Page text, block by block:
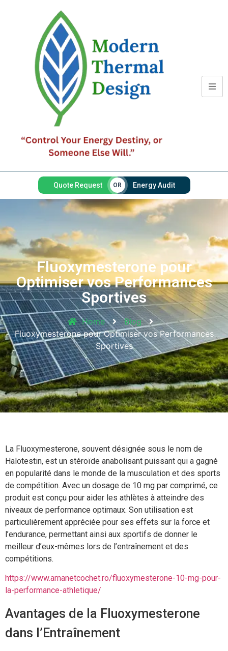
Quote Request OR Energy Audit
Fluoxymesterone pour
Optimiser vos Performances
Sportives
Home
Blog
Fluoxymesterone pour Optimiser vos Performances
Sportives
La Fluoxymesterone, souvent désignée sous le nom de
Halotestin, est un stéroïde anabolisant puissant qui a gagné
en popularité dans le monde de la musculation et des sports
de compétition. Avec un dosage de 10 mg par comprimé, ce
produit est conçu pour aider les athlètes à atteindre des
niveaux de performance optimaux. Son utilisation est
particulièrement appréciée pour ses effets sur la force et
l’endurance, permettant ainsi aux sportifs de donner le
meilleur d’eux-mêmes lors de l’entraînement et des
compétitions.
https://www.amanetcochet.ro/fluoxymesterone-10-mg-pour-
la-performance-athletique/
Avantages de la Fluoxymesterone
dans l’Entraînement